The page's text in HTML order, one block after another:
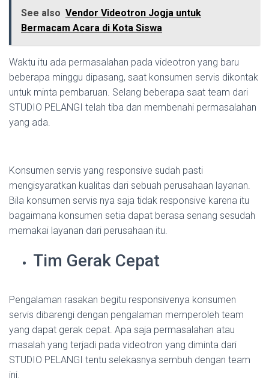
See also Vendor Videotron Jogja untuk
Bermacam Acara di Kota Siswa
Waktu itu ada permasalahan pada videotron yang baru
beberapa minggu dipasang, saat konsumen servis dikontak
untuk minta pembaruan. Selang beberapa saat team dari
STUDIO PELANGI telah tiba dan membenahi permasalahan
yang ada.
Konsumen servis yang responsive sudah pasti
mengisyaratkan kualitas dari sebuah perusahaan layanan.
Bila konsumen servis nya saja tidak responsive karena itu
bagaimana konsumen setia dapat berasa senang sesudah
memakai layanan dari perusahaan itu.
Tim Gerak Cepat
Pengalaman rasakan begitu responsivenya konsumen
servis dibarengi dengan pengalaman memperoleh team
yang dapat gerak cepat. Apa saja permasalahan atau
masalah yang terjadi pada videotron yang diminta dari
STUDIO PELANGI tentu selekasnya sembuh dengan team
ini.